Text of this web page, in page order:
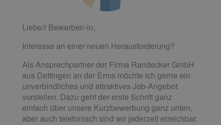
Liebe/r Bewerber/-in,
Interesse an einer neuen Herausforderung?
Als Ansprechpartner der Firma Randecker GmbH
aus Dettingen an der Erms möchte ich gerne ein
unverbindliches und attraktives Job-Angebot
vorstellen. Dazu geht der erste Schritt ganz
einfach über unsere Kurzbewerbung ganz unten,
aber auch telefonisch sind wir jederzeit erreichbar.